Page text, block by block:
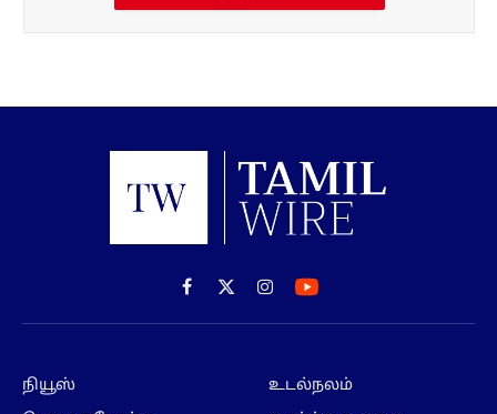
Facebook
X
(Twitter)
Instagram
நியூஸ்
உடல்நலம்